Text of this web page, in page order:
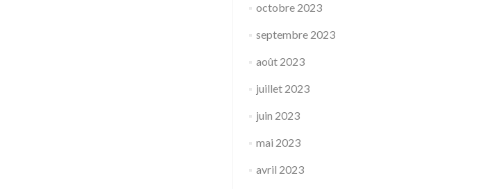
octobre 2023
septembre 2023
août 2023
juillet 2023
juin 2023
mai 2023
avril 2023